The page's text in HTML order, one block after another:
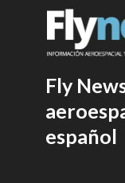
Fly
español